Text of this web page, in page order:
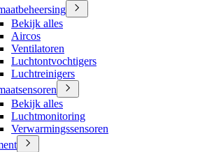
Bekijk alles
Aircos
Ventilatoren
Luchtontvochtigers
Luchtreinigers
Bekijk alles
Luchtmonitoring
Verwarmingssensoren